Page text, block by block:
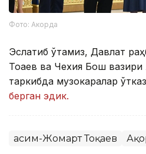
Фото: Акорда
Эслатиб ўтамиз, Давлат
Тоқаев ва Чехия Бош
таркибда музокаралар
берган эдик.
Қасим-Жомарт Тоқаев